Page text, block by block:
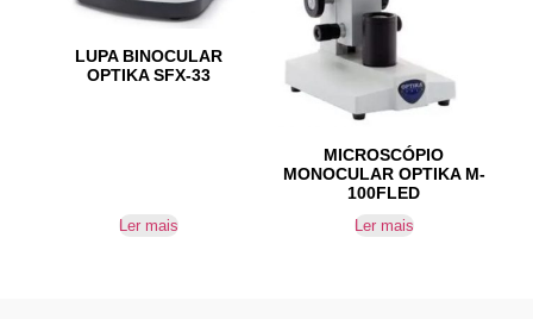
LUPA BINOCULAR
OPTIKA SFX-33
Ler mais
MICROSCÓPIO
MONOCULAR OPTIKA M-
100FLED
Ler mais